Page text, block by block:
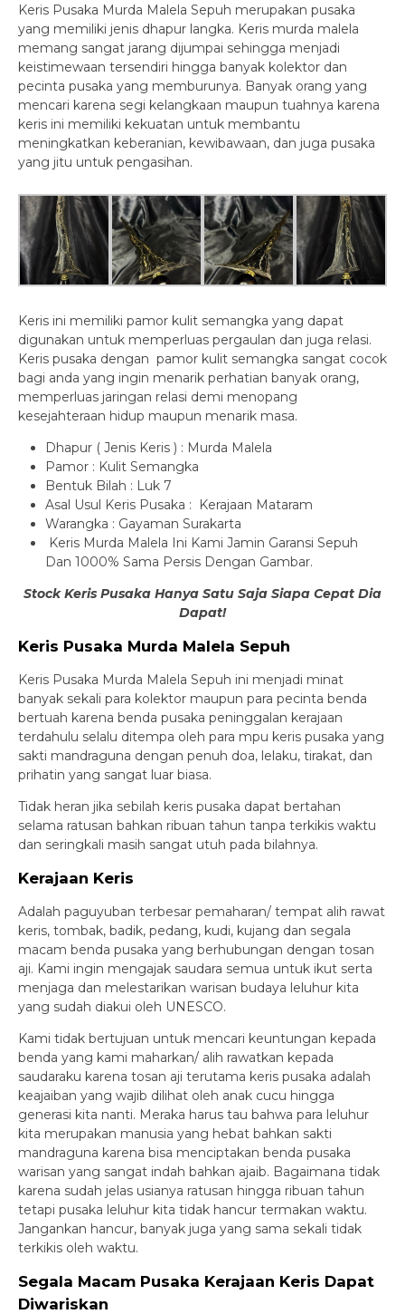
Keris Pusaka Murda Malela Sepuh merupakan pusaka
yang memiliki jenis dhapur langka. Keris murda malela
memang sangat jarang dijumpai sehingga menjadi
keistimewaan tersendiri hingga banyak kolektor dan
pecinta pusaka yang memburunya. Banyak orang yang
mencari karena segi kelangkaan maupun tuahnya karena
keris ini memiliki kekuatan untuk membantu
meningkatkan keberanian, kewibawaan, dan juga pusaka
yang jitu untuk pengasihan.
Keris ini memiliki pamor kulit semangka yang dapat
digunakan untuk memperluas pergaulan dan juga relasi.
Keris pusaka dengan pamor kulit semangka sangat cocok
bagi anda yang ingin menarik perhatian banyak orang,
memperluas jaringan relasi demi menopang
kesejahteraan hidup maupun menarik masa.
Dhapur ( Jenis Keris ) : Murda Malela
Pamor : Kulit Semangka
Bentuk Bilah : Luk 7
Asal Usul Keris Pusaka : Kerajaan Mataram
Warangka : Gayaman Surakarta
Keris Murda Malela Ini Kami Jamin Garansi Sepuh
Dan 1000% Sama Persis Dengan Gambar.
Stock Keris Pusaka Hanya Satu Saja Siapa Cepat Dia
Dapat!
Keris Pusaka Murda Malela Sepuh
Keris Pusaka Murda Malela Sepuh ini menjadi minat
banyak sekali para kolektor maupun para pecinta benda
bertuah karena benda pusaka peninggalan kerajaan
terdahulu selalu ditempa oleh para mpu keris pusaka yang
sakti mandraguna dengan penuh doa, lelaku, tirakat, dan
prihatin yang sangat luar biasa.
Tidak heran jika sebilah keris pusaka dapat bertahan
selama ratusan bahkan ribuan tahun tanpa terkikis waktu
dan seringkali masih sangat utuh pada bilahnya.
Kerajaan Keris
Adalah paguyuban terbesar pemaharan/ tempat alih rawat
keris, tombak, badik, pedang, kudi, kujang dan segala
macam benda pusaka yang berhubungan dengan tosan
aji. Kami ingin mengajak saudara semua untuk ikut serta
menjaga dan melestarikan warisan budaya leluhur kita
yang sudah diakui oleh UNESCO.
Kami tidak bertujuan untuk mencari keuntungan kepada
benda yang kami maharkan/ alih rawatkan kepada
saudaraku karena tosan aji terutama keris pusaka adalah
keajaiban yang wajib dilihat oleh anak cucu hingga
generasi kita nanti. Meraka harus tau bahwa para leluhur
kita merupakan manusia yang hebat bahkan sakti
mandraguna karena bisa menciptakan benda pusaka
warisan yang sangat indah bahkan ajaib. Bagaimana tidak
karena sudah jelas usianya ratusan hingga ribuan tahun
tetapi pusaka leluhur kita tidak hancur termakan waktu.
Jangankan hancur, banyak juga yang sama sekali tidak
terkikis oleh waktu.
Segala Macam Pusaka Kerajaan Keris Dapat
Diwariskan